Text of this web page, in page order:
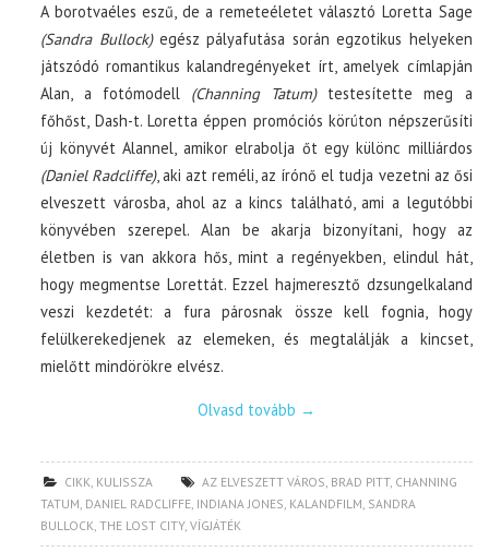
A borotvaéles eszű, de a remeteéletet választó Loretta Sage
(Sandra Bullock)egész pályafutása során egzotikus helyeken
játszódó romantikus kalandregényeket írt, amelyek címlapján
Alan, a fotómodell (Channing Tatum)testesítette meg a
főhőst, Dash-t. Loretta éppen promóciós körúton népszerűsíti
új könyvét Alannel, amikor elrabolja őt egy különc milliárdos
(Daniel Radcliffe), aki azt reméli, az írónő el tudja vezetni az ősi
elveszett városba, ahol az a kincs található, ami a legutóbbi
könyvében szerepel. Alan be akarja bizonyítani, hogy az
életben is van akkora hős, mint a regényekben, elindul hát,
hogy megmentse Lorettát. Ezzel hajmeresztő dzsungelkaland
veszi kezdetét: a fura párosnak össze kell fognia, hogy
felülkerekedjenek az elemeken, és megtalálják a kincset,
mielőtt mindörökre elvész.
Olvasd tovább →
CIKK KULISSZA AZ ELVESZETT VÁROS BRAD PITT, CHANNING
TATUM DANIEL RADCLIFFE INDIANA JONES KALANDFILM SANDRA
BULLOCK ,THE LOST CITY,VÍGJÁTÉK